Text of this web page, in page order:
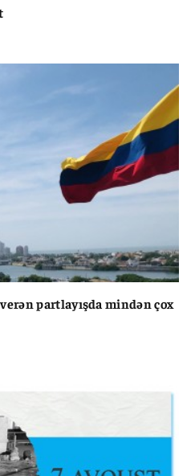
partlayışda mindən çox